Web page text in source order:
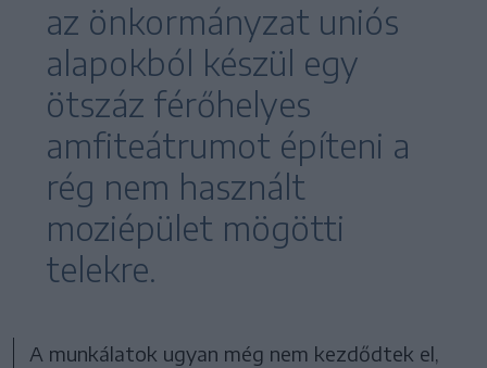
az önkormányzat uniós
alapokból készül egy
ötszáz férőhelyes
amfiteátrumot építeni a
rég nem használt
moziépület mögötti
telekre.
A munkálatok ugyan még nem kezdődtek el,